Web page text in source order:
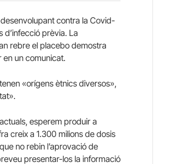
contra la Covid-
d’infecció prèvia. La
rebre el placebo demostra
en un comunicat.
«orígens ètnics diversos»,
esperem produir a
creix a 1.300 milions de dosis
no rebin l’aprovació de
presentar-los la informació